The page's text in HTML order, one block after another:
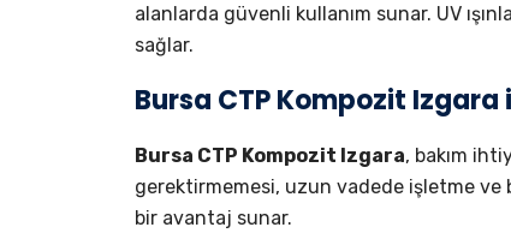
alanlarda güvenli kullanım sunar. UV
sağlar.
Bursa CTP Kompozit
Bursa CTP Kompozit Izgara, bakım
gerektirmemesi, uzun vadede işletme ve
bir avantaj sunar.